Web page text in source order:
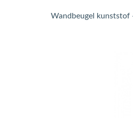
Wandbeugel kunststof